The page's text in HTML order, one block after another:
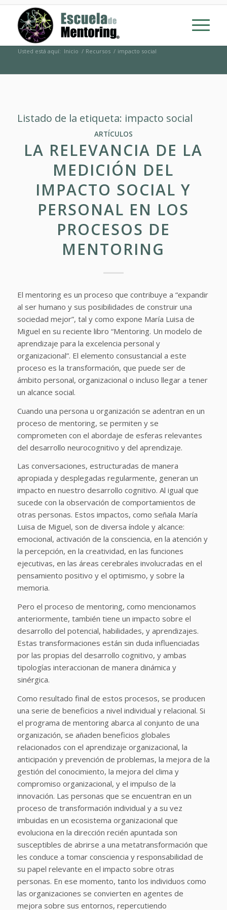
Usted está aquí: Inicio / Recursos / impacto social
Listado de la etiqueta: impacto social
ARTÍCULOS
LA RELEVANCIA DE LA
MEDICIÓN DEL
IMPACTO SOCIAL Y
PERSONAL EN LOS
PROCESOS DE
MENTORING
El mentoring es un proceso que contribuye a “expandir
al ser humano y sus posibilidades de construir una
sociedad mejor”, tal y como expone María Luisa de
Miguel en su reciente libro “Mentoring. Un modelo de
aprendizaje para la excelencia personal y
organizacional”. El elemento consustancial a este
proceso es la transformación, que puede ser de
ámbito personal, organizacional o incluso llegar a tener
un alcance social.
Cuando una persona u organización se adentran en un
proceso de mentoring, se permiten y se
comprometen con el abordaje de esferas relevantes
del desarrollo neurocognitivo y del aprendizaje.
Las conversaciones, estructuradas de manera
apropiada y desplegadas regularmente, generan un
impacto en nuestro desarrollo cognitivo. Al igual que
sucede con la observación de comportamientos de
otras personas. Estos impactos, como señala María
Luisa de Miguel, son de diversa índole y alcance:
emocional, activación de la consciencia, en la atención y
la percepción, en la creatividad, en las funciones
ejecutivas, en las áreas cerebrales involucradas en el
pensamiento positivo y el optimismo, y sobre la
memoria.
Pero el proceso de mentoring, como mencionamos
anteriormente, también tiene un impacto sobre el
desarrollo del potencial, habilidades, y aprendizajes.
Estas transformaciones están sin duda influenciadas
por las propias del desarrollo cognitivo, y ambas
tipologías interaccionan de manera dinámica y
sinérgica.
Como resultado final de estos procesos, se producen
una serie de beneficios a nivel individual y relacional. Si
el programa de mentoring abarca al conjunto de una
organización, se añaden beneficios globales
relacionados con el aprendizaje organizacional, la
anticipación y prevención de problemas, la mejora de la
gestión del conocimiento, la mejora del clima y
compromiso organizacional, y el impulso de la
innovación. Las personas que se encuentran en un
proceso de transformación individual y a su vez
imbuidas en un ecosistema organizacional que
evoluciona en la dirección recién apuntada son
susceptibles de abrirse a una metatransformación que
les conduce a tomar consciencia y responsabilidad de
su papel relevante en el impacto sobre otras
personas. En ese momento, tanto los individuos como
las organizaciones se convierten en agentes de
mejora sobre sus entornos, repercutiendo